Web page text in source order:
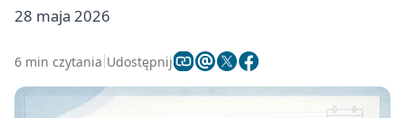
28 maja 2026
6 min czytania Udostępnij